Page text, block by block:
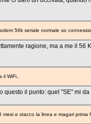
56k seriale normale so
ragione, ma a me il 56
il WiFi..
questo il punto: quel "SE" mi
mesi e stacco la linea e magari